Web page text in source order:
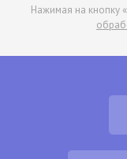
Нажимая на кнопку